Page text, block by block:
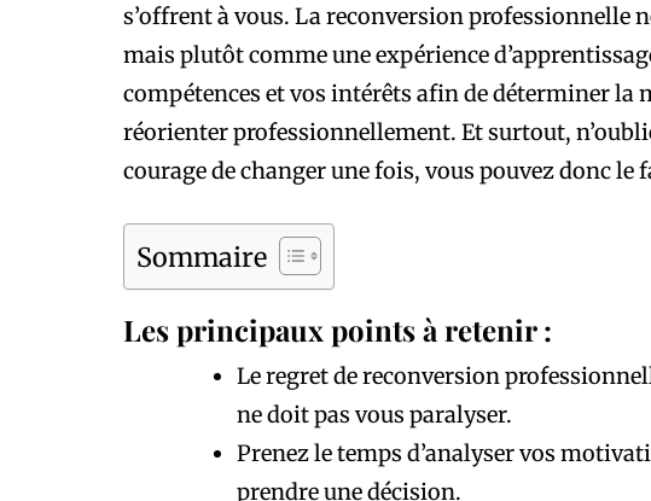
s’offrent à vous. La reconversion professionnelle
mais plutôt comme une expérience
compétences et vos intérêts afin de déterminer la
réorienter professionnellement. Et surtout,
courage de changer une fois, vous pouvez donc le
Sommaire
Les principaux points à retenir :
Le regret de reconversion
ne doit pas vous paralyser.
Prenez le temps d’analyser vos
prendre une décision.